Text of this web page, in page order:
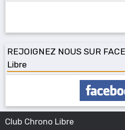
REJOIGNEZ NOUS SUR
Libre
Club Chrono Libre